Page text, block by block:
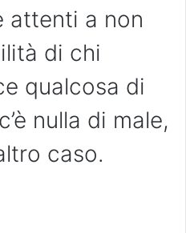
attenti a non
di chi
qualcosa di
nulla di male,
caso.